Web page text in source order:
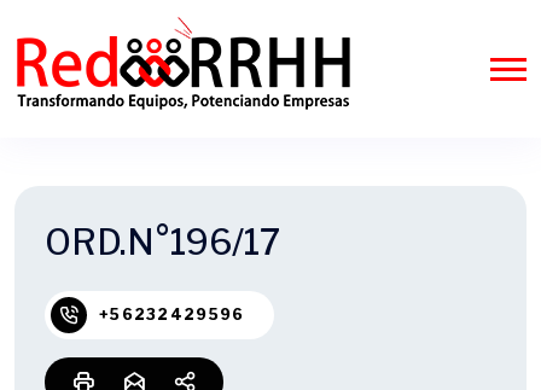
ORD.N°196/17
+56232429596